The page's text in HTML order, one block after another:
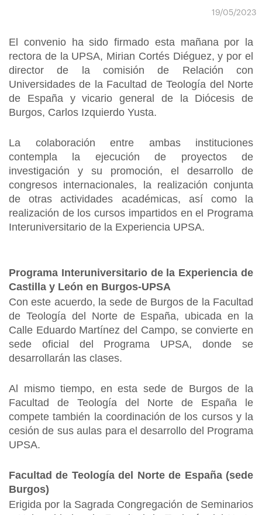
19/05/2023
El convenio ha sido firmado esta mañana por la
rectora de la UPSA, Mirian Cortés Diéguez, y por el
director de la comisión de Relación con
Universidades de la Facultad de Teología del Norte
de España y vicario general de la Diócesis de
Burgos, Carlos Izquierdo Yusta.
La colaboración entre ambas instituciones
contempla la ejecución de proyectos de
investigación y su promoción, el desarrollo de
congresos internacionales, la realización conjunta
de otras actividades académicas, así como la
realización de los cursos impartidos en el Programa
Interuniversitario de la Experiencia UPSA.
Programa Interuniversitario de la Experiencia de
Castilla y León en Burgos-UPSA
Con este acuerdo, la sede de Burgos de la Facultad
de Teología del Norte de España, ubicada en la
Calle Eduardo Martínez del Campo, se convierte en
sede oficial del Programa UPSA, donde se
desarrollarán las clases.
Al mismo tiempo, en esta sede de Burgos de la
Facultad de Teología del Norte de España le
compete también la coordinación de los cursos y la
cesión de sus aulas para el desarrollo del Programa
UPSA.
Facultad de Teología del Norte de España (sede
Burgos)
Erigida por la Sagrada Congregación de Seminarios